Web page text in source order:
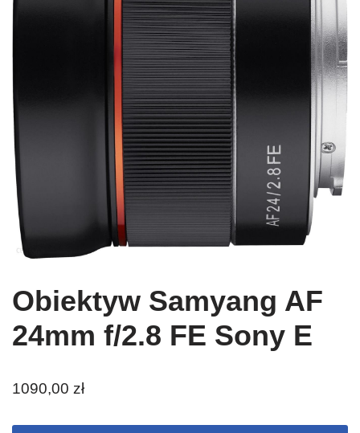
Obiektyw Samyang AF
24mm f/2.8 FE Sony E
1090,00 zł